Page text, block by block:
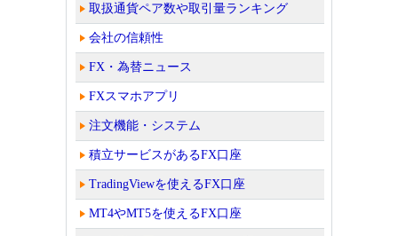
取扱通貨ペア数や取引量ランキング
会社の信頼性
FX・為替ニュース
FXスマホアプリ
注文機能・システム
積立サービスがあるFX口座
TradingViewを使えるFX口座
MT4やMT5を使えるFX口座